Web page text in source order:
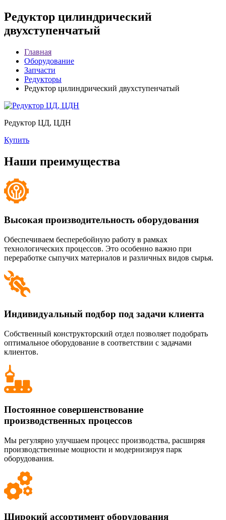
Редуктор цилиндрический
двухступенчатый
Главная
Оборудование
Запчасти
Редукторы
Редуктор цилиндрический двухступенчатый
Редуктор ЦД, ЦДН
Купить
Наши преимущества
Высокая производительность оборудования
Обеспечиваем бесперебойную работу в рамках
технологических процессов. Это особенно важно при
переработке сыпучих материалов и различных видов сырья.
Индивидуальный подбор под задачи клиента
Собственный конструкторский отдел позволяет подобрать
оптимальное оборудование в соответствии с задачами
клиентов.
Постоянное совершенствование
производственных процессов
Мы регулярно улучшаем процесс производства, расширяя
производственные мощности и модернизируя парк
оборудования.
Широкий ассортимент оборудования